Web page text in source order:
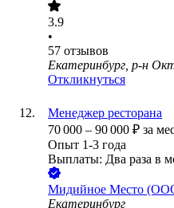
3.9
•
57 отзывов
Екатеринбург, р-н
Откликнуться
Менеджер ресторана
70 000 – 90 000 ₽ за
Опыт 1-3 года
Выплаты: Два раза в
Мидийное Место
Екатеринбург